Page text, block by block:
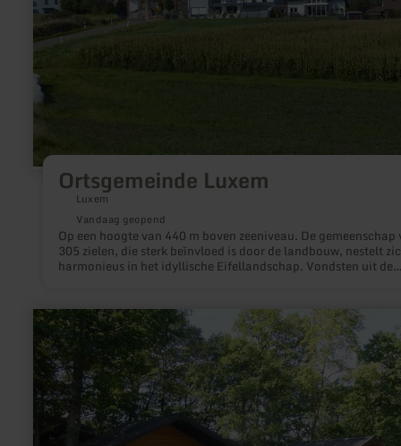
Ortsgemeinde Luxem
Luxem
Vandaag geopend
Op een hoogte van 440 m boven zeeniveau. De gemeenschap
305 zielen, die sterk beïnvloed is door de landbouw, nestelt
harmonieus in het idyllische Eifellandschap. Vondsten uit de
voor bewoners en gasten.
meer
informatie
over:
Waldjugendcamp
(boskamp)
Stadtkyll